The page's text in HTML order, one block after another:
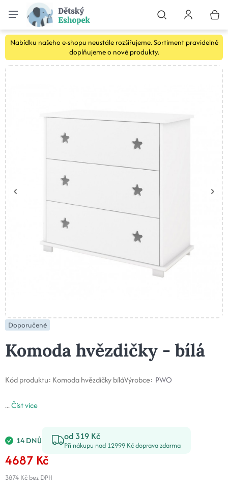
Nabídku našeho e-shopu neustále rozšiřujeme. Sortiment pravidelně
doplňujeme o nové produkty.
Doporučené
Komoda hvězdičky - bílá
Kód produktu: Komoda hvězdičky bíláVýrobce: PWO
...Číst více
14 DNŮ od 319 Kč
Při nákupu nad 12999 Kč doprava zdarma
4687 Kč
3874 Kč bez DPH